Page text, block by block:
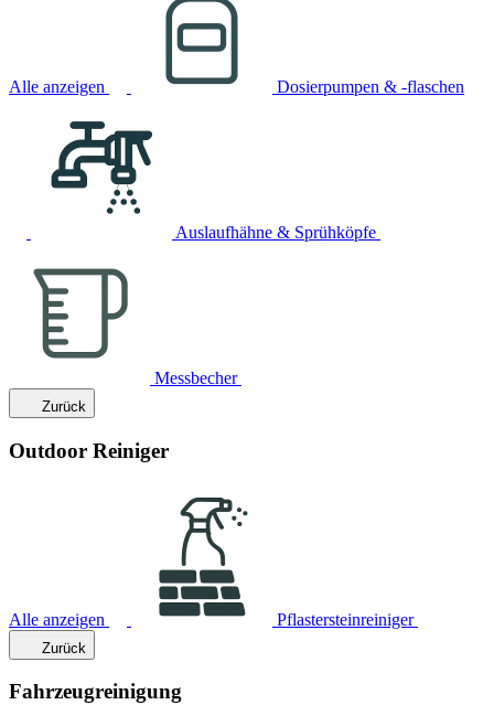
Alle anzeigen Dosierpumpen & -flaschen
Auslaufhähne & Sprühköpfe
Messbecher
Zurück
Outdoor Reiniger
Alle anzeigen Pflastersteinreiniger
Zurück
Fahrzeugreinigung